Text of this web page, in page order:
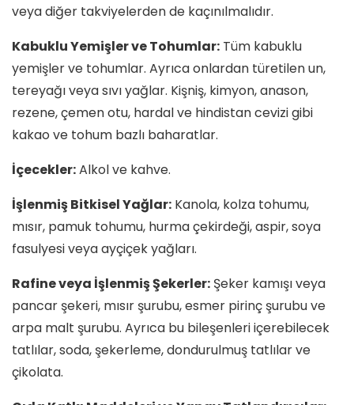
veya diğer takviyelerden de kaçınılmalıdır.
Kabuklu Yemişler ve Tohumlar: Tüm kabuklu
yemişler ve tohumlar. Ayrıca onlardan türetilen un,
tereyağı veya sıvı yağlar. Kişniş, kimyon, anason,
rezene, çemen otu, hardal ve hindistan cevizi gibi
kakao ve tohum bazlı baharatlar.
İçecekler:Alkol ve kahve.
İşlenmiş Bitkisel Yağlar: Kanola, kolza tohumu,
mısır, pamuk tohumu, hurma çekirdeği, aspir, soya
fasulyesi veya ayçiçek yağları.
Rafine veya İşlenmiş Şekerler: Şeker kamışı veya
pancar şekeri, mısır şurubu, esmer pirinç şurubu ve
arpa malt şurubu. Ayrıca bu bileşenleri içerebilecek
tatlılar, soda, şekerleme, dondurulmuş tatlılar ve
çikolata.